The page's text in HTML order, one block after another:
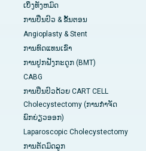
ເບິ່ງທັງຫມົດ
ການປິ່ນປົວ & ຂັ້ນຕອນ
Angioplasty & Stent
ການທົດແທນເຂົ່າ
ການປູກຝັງກະດູກ (BMT)
CABG
ການປິ່ນປົວດ້ວຍ CART CELL
Cholecystectomy (ການກຳຈັດ
ພົກຍ່ຽວອອກ)
Laparoscopic Cholecystectomy
ການຕັດມົດລູກ